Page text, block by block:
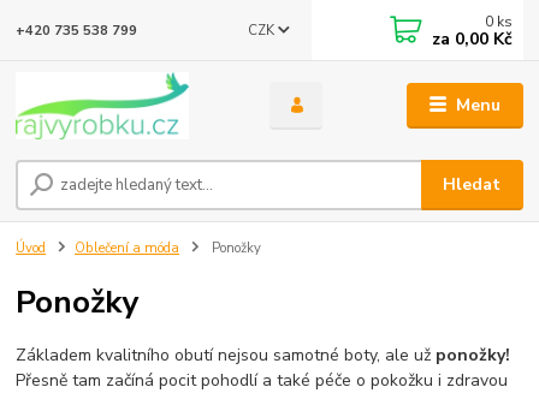
Menu
CZK
Hledat
+420 735 538 799 0 ks
za 0,00 Kč
Úvod Oblečení a móda Ponožky
Ponožky
Základem kvalitního obutí nejsou samotné boty, ale už ponožky!
Přesně tam začíná pocit pohodlí a také péče o pokožku i zdravou